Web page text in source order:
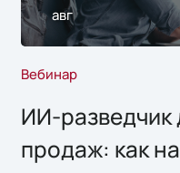
авг
Вебинар
ИИ-разведчик
продаж: как